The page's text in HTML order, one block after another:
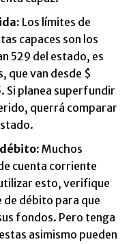
Los límites de
capaces son los
529 del estado, es
que van desde $
Si planea superfundir
querrá comparar
Muchos
cuenta corriente
esto, verifique
de débito para que
fondos. Pero tenga
asimismo pueden